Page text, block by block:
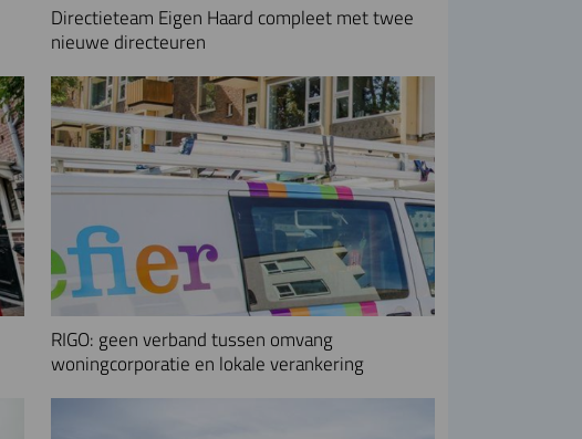
Directieteam Eigen Haard compleet met twee
nieuwe directeuren
RIGO: geen verband tussen omvang
woningcorporatie en lokale verankering